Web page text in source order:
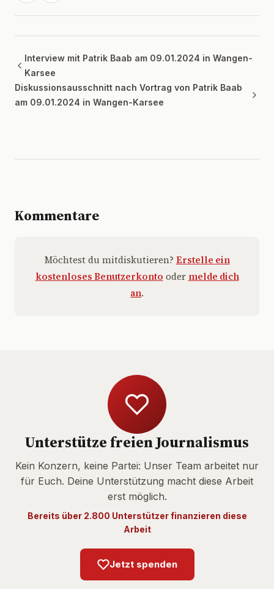
Interview mit Patrik Baab am 09.01.2024 in Wangen-
Karsee
Diskussionsausschnitt nach Vortrag von Patrik Baab
am 09.01.2024 in Wangen-Karsee
Kommentare
Möchtest du mitdiskutieren? Erstelle ein
kostenloses Benutzerkonto oder melde dich
an.
Unterstütze freien Journalismus
Kein Konzern, keine Partei: Unser Team arbeitet nur
für Euch. Deine Unterstützung macht diese Arbeit
erst möglich.
Bereits über 2.800 Unterstützer finanzieren diese
Arbeit
Jetzt spenden